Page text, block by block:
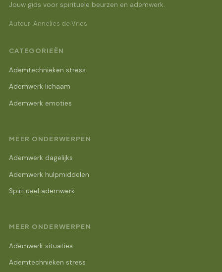
Jouw gids voor spirituele beurzen en ademwerk.
Auteur: Annelies de Vries
CATEGORIEËN
Ademtechnieken stress
Ademwerk lichaam
Ademwerk emoties
MEER ONDERWERPEN
Ademwerk dagelijks
Ademwerk hulpmiddelen
Spiritueel ademwerk
MEER ONDERWERPEN
Ademwerk situaties
Ademtechnieken stress